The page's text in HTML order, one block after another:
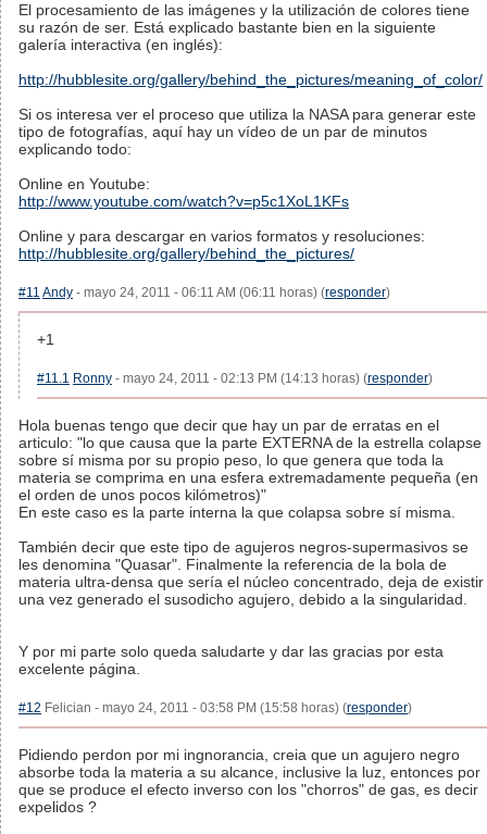
El procesamiento de las imágenes y la utilización de colores tiene
su razón de ser. Está explicado bastante bien en la siguiente
galería interactiva (en inglés):
http://hubblesite.org/gallery/behind_the_pictures/meaning_of_color/
Si os interesa ver el proceso que utiliza la NASA para generar este
tipo de fotografías, aquí hay un vídeo de un par de minutos
explicando todo:
Online en Youtube:
http://www.youtube.com/watch?v=p5c1XoL1KFs
Online y para descargar en varios formatos y resoluciones:
http://hubblesite.org/gallery/behind_the_pictures/
#11 Andy - mayo 24, 2011 - 06:11 AM (06:11 horas) (responder)
+1
#11.1 Ronny - mayo 24, 2011 - 02:13 PM (14:13 horas) (responder)
Hola buenas tengo que decir que hay un par de erratas en el
articulo: "lo que causa que la parte EXTERNA de la estrella colapse
sobre sí misma por su propio peso, lo que genera que toda la
materia se comprima en una esfera extremadamente pequeña (en
el orden de unos pocos kilómetros)"
En este caso es la parte interna la que colapsa sobre sí misma.
También decir que este tipo de agujeros negros-supermasivos se
les denomina "Quasar". Finalmente la referencia de la bola de
materia ultra-densa que sería el núcleo concentrado, deja de existir
una vez generado el susodicho agujero, debido a la singularidad.
Y por mi parte solo queda saludarte y dar las gracias por esta
excelente página.
#12 Felician - mayo 24, 2011 - 03:58 PM (15:58 horas) (responder)
Pidiendo perdon por mi ingnorancia, creia que un agujero negro
absorbe toda la materia a su alcance, inclusive la luz, entonces por
que se produce el efecto inverso con los "chorros" de gas, es decir
expelidos ?